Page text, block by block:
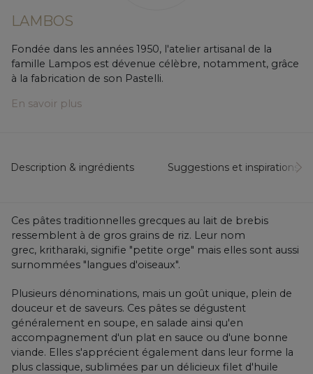
LAMBOS
Fondée dans les années 1950, l'atelier artisanal de la
famille Lampos est dévenue célèbre, notamment, grâce
à la fabrication de son Pastelli.
En savoir plus
Description & ingrédients Suggestions et inspirations...
Ces pâtes traditionnelles grecques au lait de brebis
ressemblent à de gros grains de riz. Leur nom
grec, kritharaki, signifie "petite orge" mais elles sont aussi
surnommées "langues d'oiseaux".
Plusieurs dénominations, mais un goût unique, plein de
douceur et de saveurs. Ces pâtes se dégustent
généralement en soupe, en salade ainsi qu'en
accompagnement d'un plat en sauce ou d'une bonne
viande. Elles s'apprécient également dans leur forme la
plus classique, sublimées par un délicieux filet d'huile